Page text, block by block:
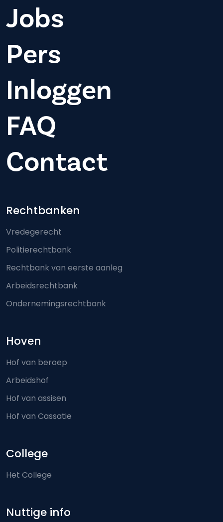
Jobs
Pers
Inloggen
FAQ
Contact
Footer-menu
Rechtbanken
Vredegerecht
Politierechtbank
Rechtbank van eerste aanleg
Arbeidsrechtbank
Ondernemingsrechtbank
Hoven
Hof van beroep
Arbeidshof
Hof van assisen
Hof van Cassatie
College
Het College
Nuttige info